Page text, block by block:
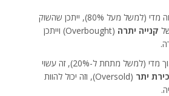
אם ה-BPI גבוה מדי (למשל מעל 80%), ייתכן שהשוק
קנייה יתרה
(Overbought) וייתכן
אם ה-BPI נמוך מדי (למשל מתחת ל-20%), זה עשוי
יתר
(Oversold), וזה יכול להוות